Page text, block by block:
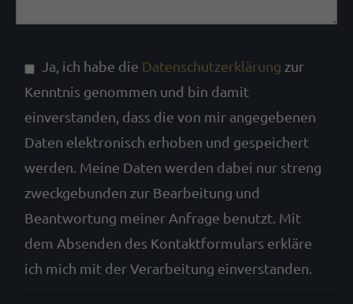
Ja, ich habe die Datenschutzerklärung zur
Kenntnis genommen und bin damit
einverstanden, dass die von mir angegebenen
Daten elektronisch erhoben und gespeichert
werden. Meine Daten werden dabei nur streng
zweckgebunden zur Bearbeitung und
Beantwortung meiner Anfrage benutzt. Mit
dem Absenden des Kontaktformulars erkläre
ich mich mit der Verarbeitung einverstanden.